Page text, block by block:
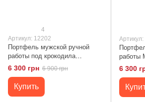
4
Артикул: 12202
Портфель мужской ручной
работы под крокодила
Manufatto
6 300 грн 6 900 грн
Купить
Артикул:
работы
6 300